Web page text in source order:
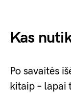
Kas
Po savaitės
kitaip – lapai